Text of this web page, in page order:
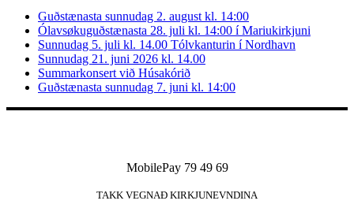
Guðstænasta sunnudag 2. august kl. 14:00
Ólavsøkuguðstænasta 28. juli kl. 14:00 í Mariukirkjuni
Sunnudag 5. juli kl. 14.00 Tólvkanturin í Nordhavn
Sunnudag 21. juni 2026 kl. 14.00
Summarkonsert við Húsakórið
Guðstænasta sunnudag 7. juni kl. 14:00
MobilePay 79 49 69
TAKK VEGNAÐ KIRKJUNEVNDINA